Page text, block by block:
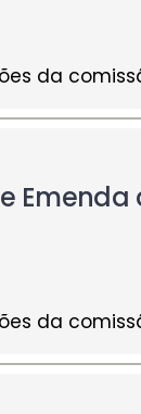
da
Emenda
da